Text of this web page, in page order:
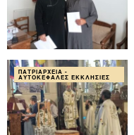
ΠΑΤΡΙΑΡΧΕΊΑ -
ΑΥΤΟΚΈΦΑΛΕΣ ΕΚΚΛΗΣΊΕΣ